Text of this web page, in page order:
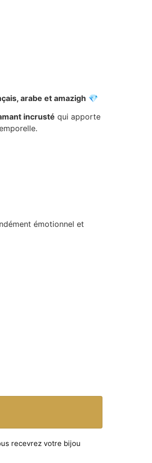
arabe et amazigh 💎
incrusté qui apporte
émotionnel et
recevrez votre bijou